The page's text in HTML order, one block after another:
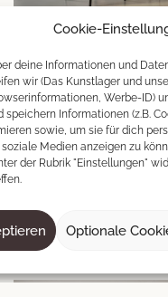
Cookie-
deine Informationen und
wir (Das Kunstlager und
Werbe-ID)
speichern Informationen (z.B.
sowie, um sie für dich
Medien anzeigen zu
der Rubrik "Einstellungen"
Optionale
90 ×